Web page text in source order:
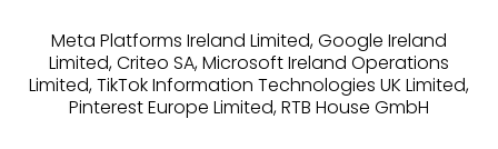
Alle Preise inkl. MwSt., zzgl.
Versandkosten
Meta Platforms Ireland Limited, Google Ireland
Limited, Criteo SA, Microsoft Ireland Operations
Limited, TikTok Information Technologies UK Limited,
Pinterest Europe Limited, RTB House GmbH